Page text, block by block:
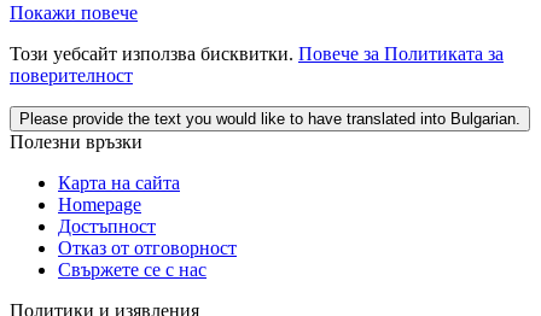
Покажи повече
Този уебсайт използва бисквитки. Повече за Политиката за
поверителност
Please provide the text you would like to have translated into Bulgarian.
Полезни връзки
Карта на сайта
Homepage
Достъпност
Отказ от отговорност
Свържете се с нас
Политики и изявления